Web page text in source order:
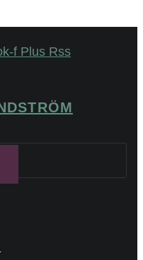
f Plus Rss